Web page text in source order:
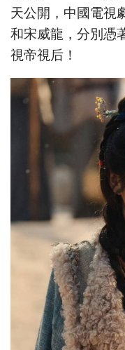
天公開，中國電視
和宋威龍，分別憑
視帝視后！